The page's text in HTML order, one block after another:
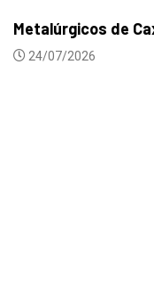
Metalúrgicos de
24/07/2026